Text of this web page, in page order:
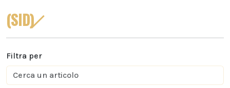
(SID)
Filtra per